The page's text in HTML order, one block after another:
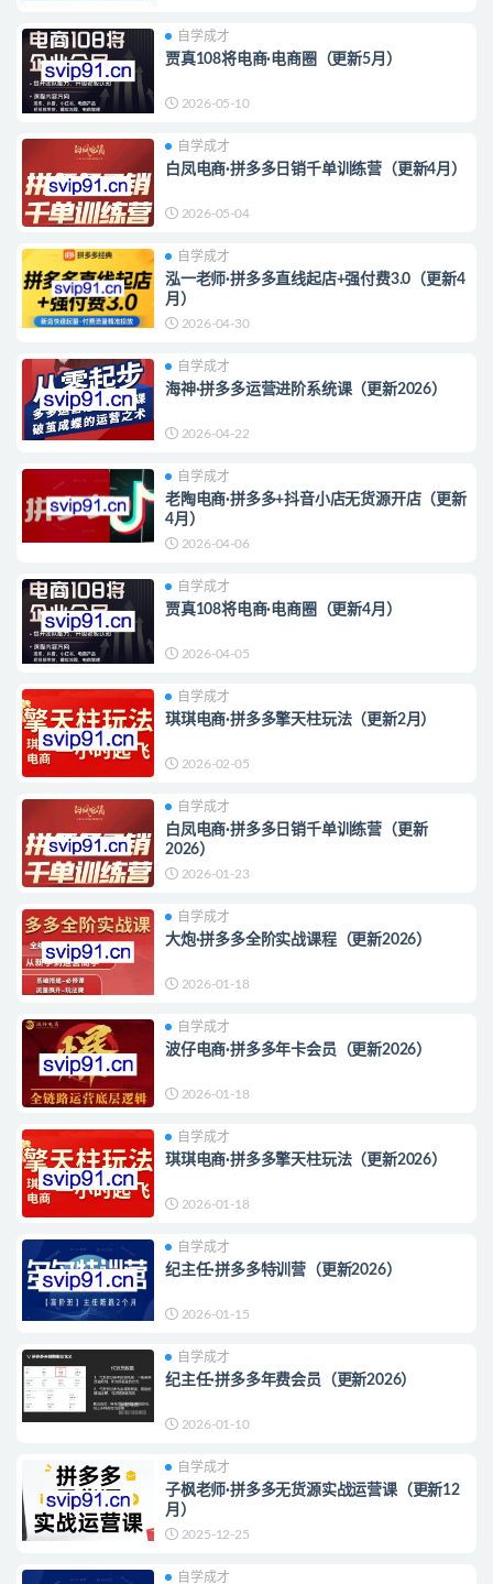
自学成才
贾真108将电商·电商圈（更新5月）
2026-05-10
自学成才
白凤电商·拼多多日销千单训练营（更新4月）
2026-05-04
自学成才
泓一老师·拼多多直线起店+强付费3.0（更新4
月）
2026-04-30
自学成才
海神·拼多多运营进阶系统课（更新2026）
2026-04-22
自学成才
老陶电商·拼多多+抖音小店无货源开店（更新
4月）
2026-04-06
自学成才
贾真108将电商·电商圈（更新4月）
2026-04-05
自学成才
琪琪电商·拼多多擎天柱玩法（更新2月）
2026-02-05
自学成才
白凤电商·拼多多日销千单训练营（更新
2026）
2026-01-23
自学成才
大炮·拼多多全阶实战课程（更新2026）
2026-01-18
自学成才
波仔电商·拼多多年卡会员（更新2026）
2026-01-18
自学成才
琪琪电商·拼多多擎天柱玩法（更新2026）
2026-01-18
自学成才
纪主任·拼多多特训营（更新2026）
2026-01-15
自学成才
纪主任·拼多多年费会员（更新2026）
2026-01-10
自学成才
子枫老师·拼多多无货源实战运营课（更新12
月）
2025-12-25
自学成才